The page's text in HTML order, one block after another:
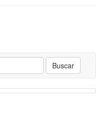
Buscar